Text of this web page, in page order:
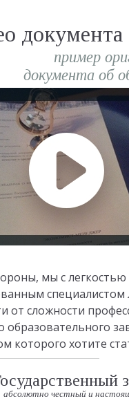
документа
пример
документа об
мы с легкостью
специалистом
от сложности
образовательного
которого хотите
абсолютно честный и